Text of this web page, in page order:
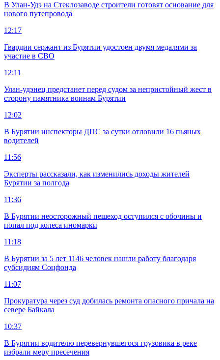
В Улан-Удэ на Стеклозаводе строители готовят основание для
нового путепровода
12:17
Гвардии сержант из Бурятии удостоен двумя медалями за
участие в СВО
12:11
Улан-удэнец предстанет перед судом за непристойный жест в
сторону памятника воинам Бурятии
12:02
В Бурятии инспекторы ДПС за сутки отловили 16 пьяных
водителей
11:56
Эксперты рассказали, как изменились доходы жителей
Бурятии за полгода
11:36
В Бурятии неосторожный пешеход оступился с обочины и
попал под колеса иномарки
11:18
В Бурятии за 5 лет 1146 человек нашли работу благодаря
субсидиям Соцфонда
11:07
Прокуратура через суд добилась ремонта опасного причала на
севере Байкала
10:37
В Бурятии водителю перевернувшегося грузовика в реке
избрали меру пресечения